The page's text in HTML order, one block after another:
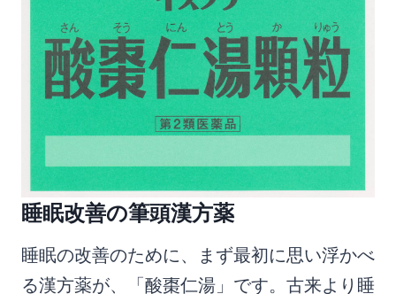
睡眠改善の筆頭漢方薬
睡眠の改善のために、まず最初に思い浮かべ
る漢方薬が、「酸棗仁湯」です。古来より睡